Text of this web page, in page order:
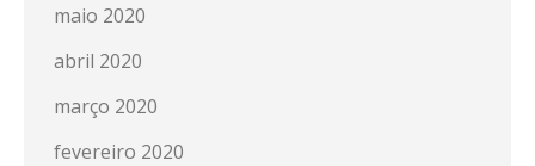
maio 2020
abril 2020
março 2020
fevereiro 2020